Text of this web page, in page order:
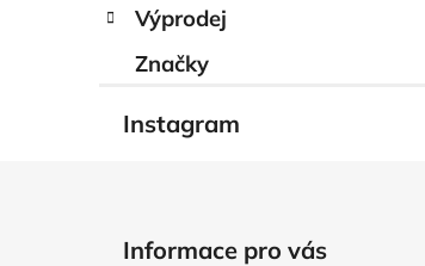
Výprodej
Značky
Instagram
Informace pro vás